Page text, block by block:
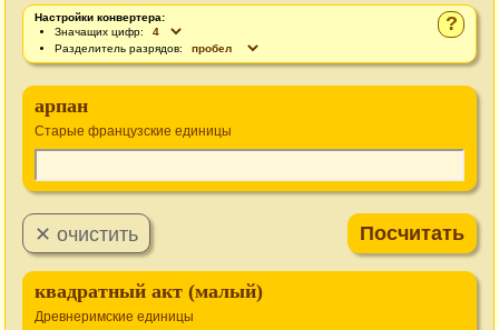
?
Настройки конвертера:
Значащих цифр:
Разделитель разрядов:
арпан
Старые французские единицы
квадратный акт (малый)
Древнеримские единицы